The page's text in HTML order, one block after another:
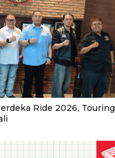
Ride 2026, Touring